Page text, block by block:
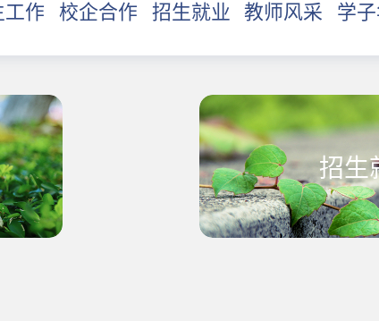
工作 校企合作 招生就业 教师风采 学
招生